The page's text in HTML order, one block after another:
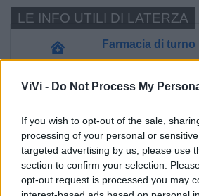
ViVi - Do Not Process My
If you wish to opt-out of the sale,
processing of your personal or
targeted advertising by us, please use
section to confirm your selection.
opt-out request is processed you may
Farmacia di turno
Cimitero
Ufficio Postale
Guardia Medica
LE INFO UTILI DI LATERZA